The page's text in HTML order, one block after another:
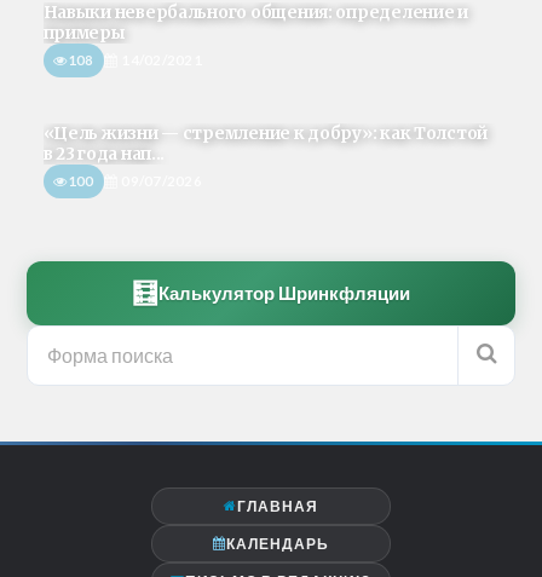
Навыки невербального общения: определение и
примеры
108
«Цель жизни — стремление к добру»: как Толстой
в 23 года нап...
100
🧮 Калькулятор Шринкфляции
ГЛАВНАЯ
КАЛЕНДАРЬ